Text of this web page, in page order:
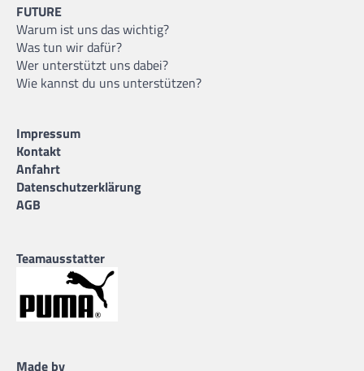
FUTURE
Warum ist uns das wichtig?
Was tun wir dafür?
Wer unterstützt uns dabei?
Wie kannst du uns unterstützen?
Impressum
Kontakt
Anfahrt
Datenschutzerklärung
AGB
Teamausstatter
Made by